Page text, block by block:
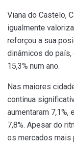
Viana do Castelo,
igualmente
reforçou a sua
dinâmicos do
15,3% num ano.
Nas maiores
continua
aumentaram 7,1%,
7,8%. Apesar do
os mercados mais